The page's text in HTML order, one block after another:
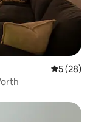
5 ud af 5 i
5 (28)
Fort Worth